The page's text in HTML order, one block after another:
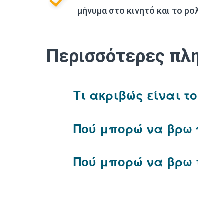
μήνυμα στο κινητό και το
Περισσότερες
Τι ακριβώς είναι
Πού μπορώ να βρω
Πού μπορώ να βρω